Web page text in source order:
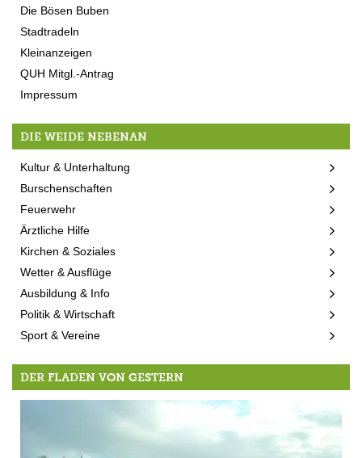
Die Bösen Buben
Stadtradeln
Kleinanzeigen
QUH Mitgl.-Antrag
Impressum
DIE WEIDE NEBENAN
Kultur & Unterhaltung
Burschenschaften
Feuerwehr
Ärztliche Hilfe
Kirchen & Soziales
Wetter & Ausflüge
Ausbildung & Info
Politik & Wirtschaft
Sport & Vereine
DER FLADEN VON GESTERN